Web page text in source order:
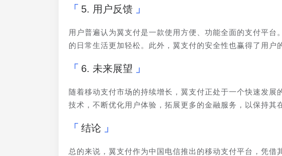
5. 用户反馈
用户普遍认为翼支付是一款使用方便、功能全面的支付平
的日常生活更加轻松。此外，翼支付的安全性也赢得了用户
6. 未来展望
随着移动支付市场的持续增长，翼支付正处于一个快速发
技术，不断优化用户体验，拓展更多的金融服务，以保持其
结论
总的来说，翼支付作为中国电信推出的移动支付平台，凭